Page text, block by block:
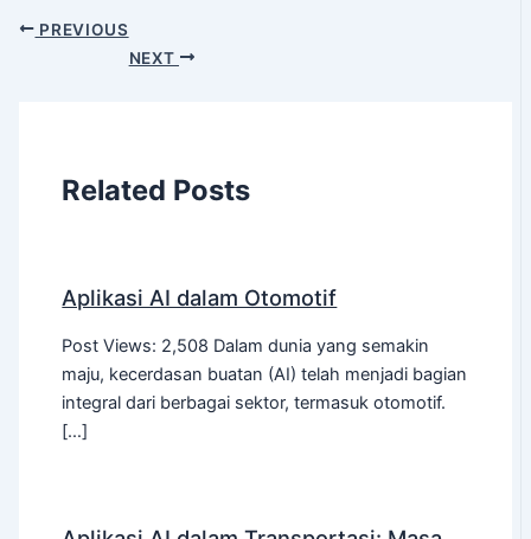
PREVIOUS
NEXT
Related Posts
Aplikasi AI dalam Otomotif
Post Views: 2,508 Dalam dunia yang semakin
maju, kecerdasan buatan (AI) telah menjadi bagian
integral dari berbagai sektor, termasuk otomotif.
[…]